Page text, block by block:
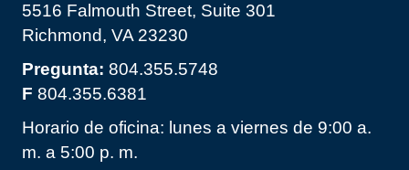
5516 Falmouth Street, Suite 301
Richmond, VA 23230
Pregunta: 804.355.5748
F 804.355.6381
Horario de oficina: lunes a viernes de 9:00 a.
m. a 5:00 p. m.